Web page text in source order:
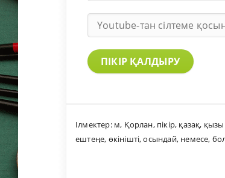
ПІКІР ҚАЛДЫРУ
Ілмектер: м, Қорлан, пікір, қазақ,
ештеңе, өкінішті,осындай, немесе,